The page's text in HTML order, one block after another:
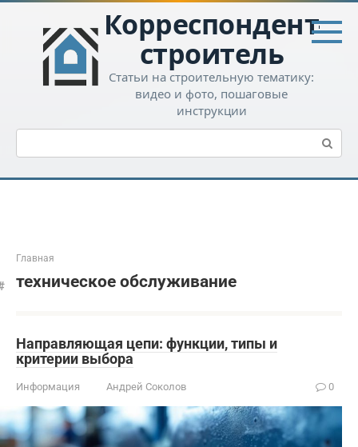
Перейти
контенту
Корреспондент-
строитель
Статьи на строительную тематику:
видео и фото, пошаговые
инструкции
Поиск:
Главная
техническое обслуживание
Направляющая цепи: функции, типы и
критерии выбора
Информация Андрей Соколов 0